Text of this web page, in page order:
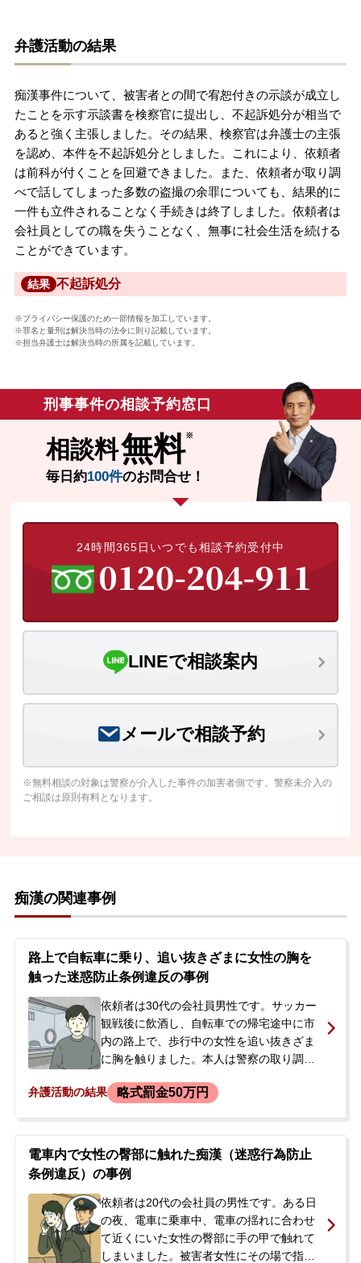
弁護活動の結果
痴漢事件について、被害者との間で宥恕付きの示談が成立し
たことを示す示談書を検察官に提出し、不起訴処分が相当で
あると強く主張しました。その結果、検察官は弁護士の主張
を認め、本件を不起訴処分としました。これにより、依頼者
は前科が付くことを回避できました。また、依頼者が取り調
べで話してしまった多数の盗撮の余罪についても、結果的に
一件も立件されることなく手続きは終了しました。依頼者は
会社員としての職を失うことなく、無事に社会生活を続ける
ことができています。
結果 不起訴処分
※プライバシー保護のため一部情報を加工しています。
※罪名と量刑は解決当時の法令に則り記載しています。
※担当弁護士は解決当時の所属を記載しています。
刑事事件の相談予約窓口
相談料無料
毎日約100件のお問合せ！
24時間365日いつでも相談予約受付中
LINEで相談案内
メールで相談予約
※無料相談の対象は警察が介入した事件の加害者側です。警察未介入の
ご相談は原則有料となります。
痴漢の関連事例
路上で自転車に乗り、追い抜きざまに女性の胸を
触った迷惑防止条例違反の事例
依頼者は30代の会社員男性です。サッカー
観戦後に飲酒し、自転車での帰宅途中に市
内の路上で、歩行中の女性を追い抜きざま
に胸を触りました。本人は警察の取り調べ
まったと事実を認め、過去にも飲酒時に同
事件として捜査され、事件から約1か月後に
警察官が自宅に来て逮捕、家宅捜索を受け
ました。突然逮捕されたご本人と連絡が取
れなくなったご家族が、状況が分からず不
安だとのことで、当事務所にご相談くださ
いました。
弁護活動の結果 略式罰金50万円
電車内で女性の臀部に触れた痴漢（迷惑行為防止
条例違反）の事例
依頼者は20代の会社員の男性です。ある日
の夜、電車に乗車中、電車の揺れに合わせ
て近くにいた女性の臀部に手の甲で触れて
しまいました。被害者女性にその場で指摘